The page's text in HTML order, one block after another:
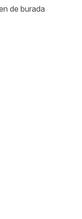
de burada